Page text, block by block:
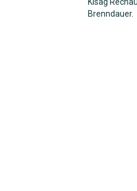
Brenndauer.